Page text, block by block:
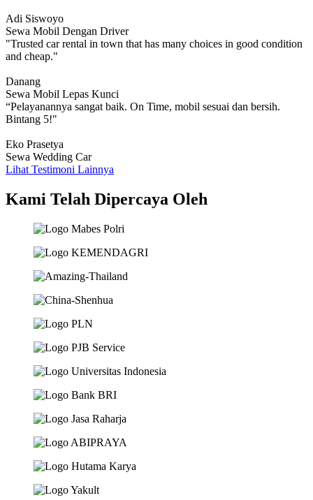
Adi Siswoyo
Sewa Mobil Dengan Driver
"Trusted car rental in town that has many choices in good condition
and cheap."
Danang
Sewa Mobil Lepas Kunci
“Pelayanannya sangat baik. On Time, mobil sesuai dan bersih.
Bintang 5!"
Eko Prasetya
Sewa Wedding Car
Lihat Testimoni Lainnya
Kami Telah Dipercaya Oleh